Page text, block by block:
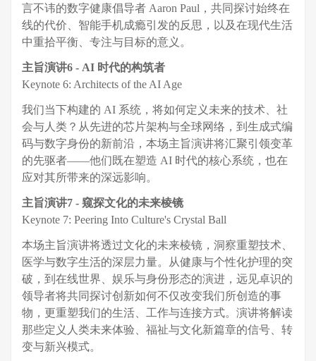
言不讳的数字健康倡导者 Aaron Paul，共同探讨始终在
线的代价、智能手机成瘾引发的反思，以及在现代生活
中重拾平衡、专注与目标的意义。
主旨演讲6 - AI 时代的构筑者
Keynote 6: Architects of the AI Age
我们当下构建的 AI 系统，将如何定义未来的技术、社
会与人类？从先进的芯片架构与全球网络，到生成式编
码与数字身份的新前沿，本场主旨演讲将汇聚引领变革
的先驱者——他们既在塑造 AI 时代的核心系统，也在
应对其所带来的深远影响。
主旨演讲7 - 窥探文化的未来棱镜
Keynote 7: Peering Into Culture's Crystal Ball
本场主旨演讲将透过文化的未来棱镜，洞察重塑技术、
医学与数字生活的深层力量。从健康与个性化护理的突
破，到在线世界、娱乐与身份形态的演进，远见卓识的
领导者将共同探讨创新如何不仅改变我们所创造的事
物，更重塑我们的生活、工作与连接方式。演讲将解读
那些定义人类未来体验、福祉与文化新篇章的信号、转
变与新兴模式。